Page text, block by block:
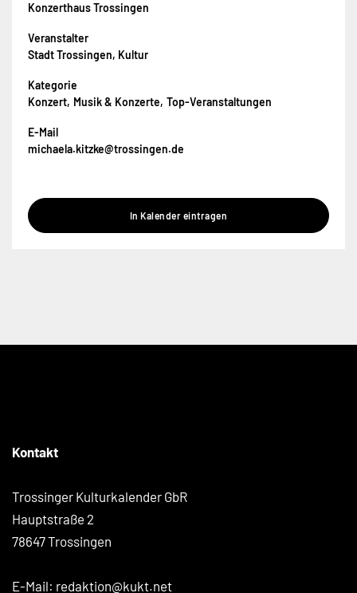
Konzerthaus Trossingen
Veranstalter
Stadt Trossingen, Kultur
Kategorie
Konzert Musik & Konzerte Top-Veranstaltungen
E-Mail
michaela.kitzke@trossingen.de
In Kalender eintragen
Kontakt
Trossinger Kulturkalender GbR
Hauptstraße 2
78647 Trossingen
E-Mail: redaktion@kukt.net